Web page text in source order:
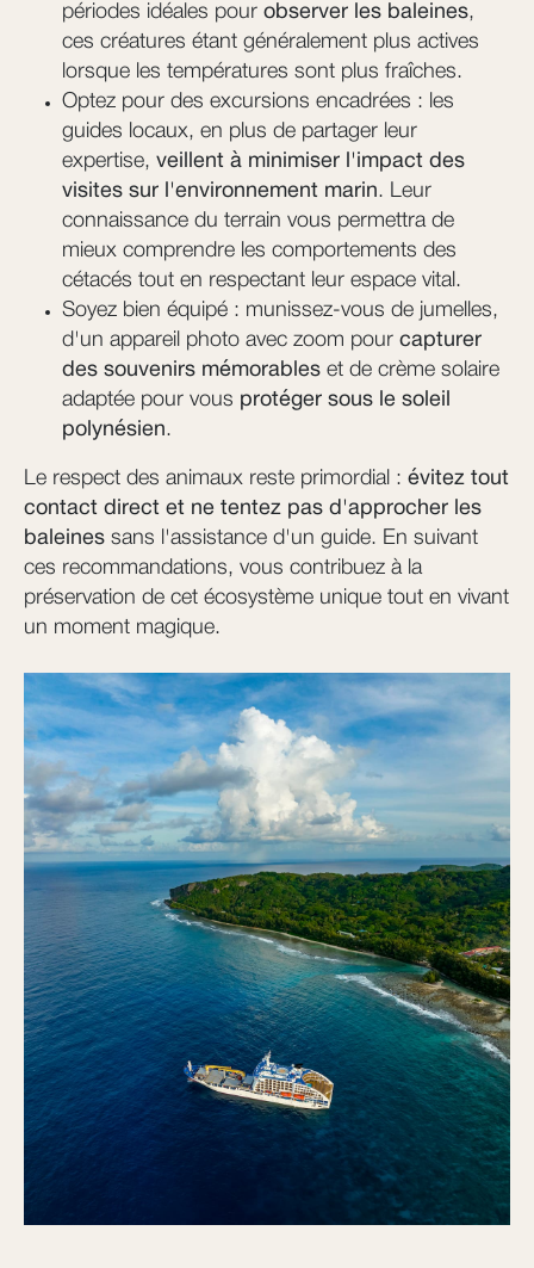
périodes idéales pour observer les baleines,
ces créatures étant généralement plus actives
lorsque les températures sont plus fraîches.
Optez pour des excursions encadrées : les
guides locaux, en plus de partager leur
expertise, veillent à minimiser l'impact des
visites sur l'environnement marin. Leur
connaissance du terrain vous permettra de
mieux comprendre les comportements des
cétacés tout en respectant leur espace vital.
Soyez bien équipé : munissez-vous de jumelles,
d'un appareil photo avec zoom pour capturer
des souvenirs mémorables et de crème solaire
adaptée pour vous protéger sous le soleil
polynésien.
Le respect des animaux reste primordial : évitez tout
contact direct et ne tentez pas d'approcher les
baleines sans l'assistance d'un guide. En suivant
ces recommandations, vous contribuez à la
préservation de cet écosystème unique tout en vivant
un moment magique.